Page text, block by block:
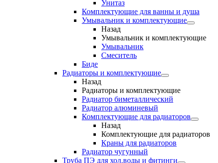
Унитаз
Комплектующие для ванны и душа
Умывальник и комплектующие
Назад
Умывальник и комплектующие
Умывальник
Смеситель
Биде
Радиаторы и комплектующие
Назад
Радиаторы и комплектующие
Радиатор биметаллический
Радиатор алюминевый
Комплектующие для радиаторов
Назад
Комплектующие для радиаторов
Краны для радиаторов
Радиатор чугунный
Труба ПЭ для хол.воды и фитинги